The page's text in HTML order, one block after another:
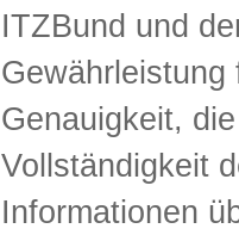
ITZBund und
Genauigkeit,
Vollständigkeit
Informationen